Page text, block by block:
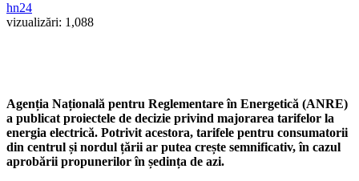
hn24
vizualizări: 1,088
Agenția Națională pentru Reglementare în Energetică (ANRE)
a publicat proiectele de decizie privind majorarea tarifelor la
energia electrică. Potrivit acestora, tarifele pentru consumatorii
din centrul și nordul țării ar putea crește semnificativ, în cazul
aprobării propunerilor în ședința de azi.